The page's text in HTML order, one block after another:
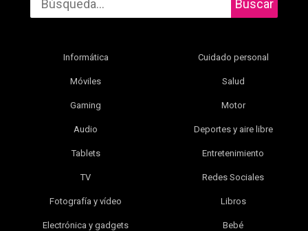
Buscar
Informática
Móviles
Gaming
Audio
Tablets
TV
Fotografía y vídeo
Electrónica y gadgets
Cuidado personal
Salud
Motor
Deportes y aire libre
Entretenimiento
Redes Sociales
Libros
Bebé